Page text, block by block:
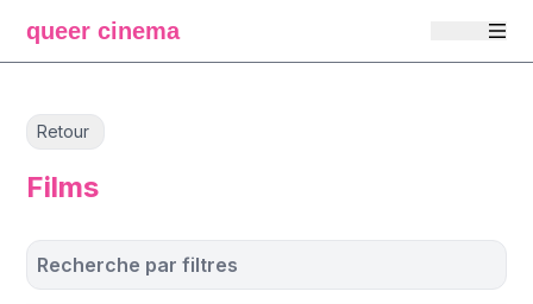
queer cinema
Retour
Films
Recherche par filtres